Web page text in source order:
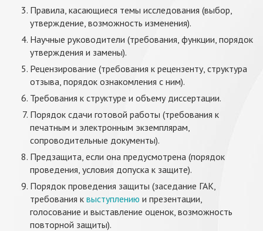
Правила, касающиеся темы исследования (выбор,
утверждение, возможность изменения).
Научные руководители (требования, функции, порядок
утверждения и замены).
Рецензирование (требования к рецензенту, структура
отзыва, порядок ознакомления с ним).
Требования к структуре и объему диссертации.
Порядок сдачи готовой работы (требования к
печатным и электронным экземплярам,
сопроводительные документы).
Предзащита, если она предусмотрена (порядок
проведения, условия допуска к защите).
Порядок проведения защиты (заседание ГАК,
требования к выступлению и презентации,
голосование и выставление оценок, возможность
повторной защиты).